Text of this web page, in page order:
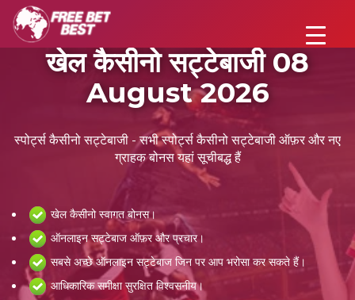
खेल कैसीनो सट्टेबाजी 08
August 2026
स्पोर्ट्स कैसीनो सट्टेबाजी - सभी स्पोर्ट्स कैसीनो सट्टेबाजी ऑफ़र और नए
ग्राहक बोनस यहां सूचीबद्ध हैं
खेल कैसीनो स्वागत बोनस।
ऑनलाइन सट्टेबाज ऑफ़र और प्रचार।
सबसे अच्छे ऑनलाइन सट्टेबाज जिन पर आप भरोसा कर सकते हैं।
आधिकारिक समीक्षा सुरक्षित विश्वसनीय।